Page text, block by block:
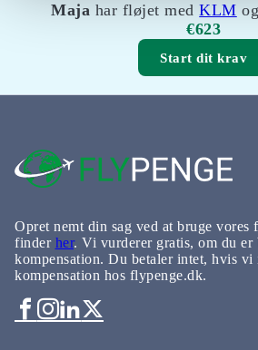
Maja har fløjet medKLM
€623
Start dit krav
Opret nemt din sag ved at bruge vores
finder her. Vi vurderer gratis, om du er
kompensation. Du betaler intet, hvis
kompensation hos flypenge.dk.